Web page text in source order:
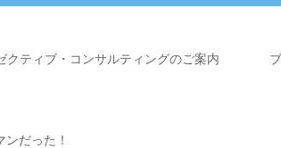
クティブ・コンサルティングのご案内
だった！